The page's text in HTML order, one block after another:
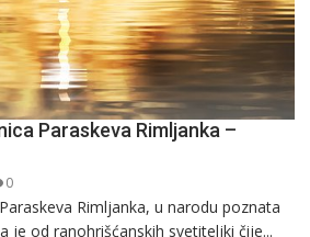
Paraskeva Rimljanka –
0
Rimljanka, u narodu poznata
je od ranohrišćanskih svetiteljki čije...